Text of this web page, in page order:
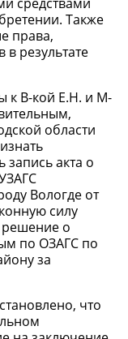
Также
права,
результате
к В-кой Е.Н. и М-
области
запись акта о
Вологде от
силу
решение о
по ОЗАГС по
за
что